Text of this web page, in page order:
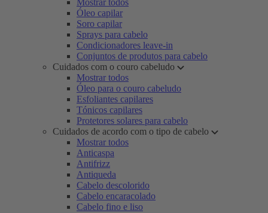
Mostrar todos
Óleo capilar
Soro capilar
Sprays para cabelo
Condicionadores leave-in
Conjuntos de produtos para cabelo
Cuidados com o couro cabeludo
Mostrar todos
Óleo para o couro cabeludo
Esfoliantes capilares
Tónicos capilares
Protetores solares para cabelo
Cuidados de acordo com o tipo de cabelo
Mostrar todos
Anticaspa
Antifrizz
Antiqueda
Cabelo descolorido
Cabelo encaracolado
Cabelo fino e liso